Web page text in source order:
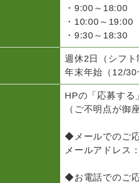
・9:00～18:00
・10:00～19:00
・9:30～18:30
週休2日（シフト
年末年始（12/
HPの「応募する
（ご不明点が御
◆メールでのご
メールアドレス
◆お電話でのご